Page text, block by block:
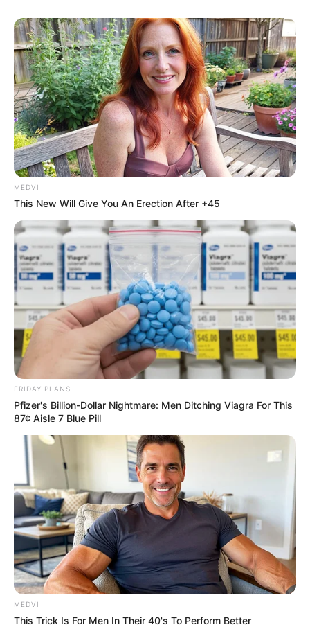
BRAINBERRIES
Why everything you thought you knew about water
might be wrong
CTA LOVE
Discover 15 Surprising Things Forbidden By The
Bible
BRAINBERRIES
MEDVI
This New Will Give You An Erection After +45
FRIDAY PLANS
Pfizer's Billion-Dollar Nightmare: Men Ditching Viagra For This
87¢ Aisle 7 Blue Pill
MEDVI
This Trick Is For Men In Their 40's To Perform Better